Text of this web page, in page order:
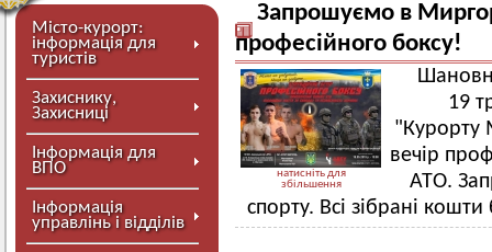
Місто-курорт:
інформація для
туристів
Захиснику,
Захисниці
Інформація для
ВПО
Інформація
управлінь і відділів
Запрошуємо в
професійного боксу!
натисніть для
збільшення
19
"Курорту
вечір
АТО.
спорту. Всі зібрані